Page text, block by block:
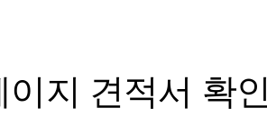
이지 견적서 확